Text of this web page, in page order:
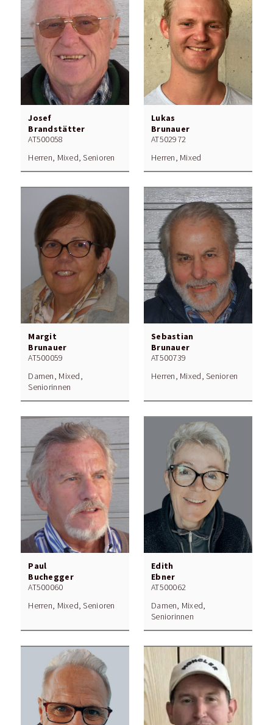
Josef
Brandstätter
AT500058
Herren, Mixed, Senioren
Lukas
Brunauer
AT502972
Herren, Mixed
Margit
Brunauer
AT500059
Damen, Mixed,
Seniorinnen
Sebastian
Brunauer
AT500739
Herren, Mixed, Senioren
Paul
Buchegger
AT500060
Herren, Mixed, Senioren
Edith
Ebner
AT500062
Damen, Mixed,
Seniorinnen